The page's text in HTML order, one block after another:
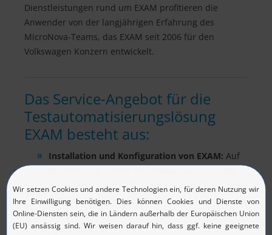
Dienstleistungen rund um EXAM profitieren die
Anwender von der langjährigen Erfahrung des
MicroNova-Teams, das EXAM seit 2006 für den
Volkswagen Konzern entwickelt.
Das Service-Angebot für die
Testautomatisierungs­lösung
EXAM besteht aus:
Installation und Konfiguration von EXAM: Auf
Installation von EXAM, inklusive Einrichtung des
Datenbank­schemas und der
Serverkomponenten – entweder telefonisch oder
direkt vor Ort.